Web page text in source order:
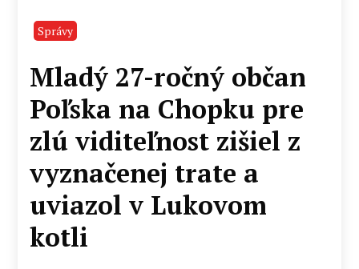
Správy
Mladý 27-ročný občan
Poľska na Chopku pre
zlú viditeľnost zišiel z
vyznačenej trate a
uviazol v Lukovom
kotli